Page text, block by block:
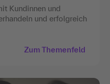
Kundinnen und
und erfolgreich
Zum Themenfeld